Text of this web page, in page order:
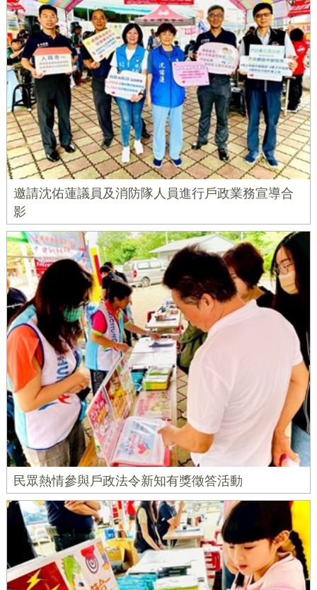
邀請沈佑蓮議員及消防隊人員進行戶政業務宣導合
影
民眾熱情參與戶政法令新知有獎徵答活動